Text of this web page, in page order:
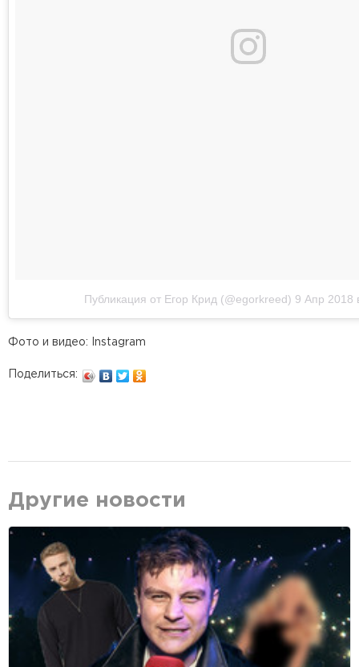
Публикация от Егор Крид (@egorkreed) 9 Апр 2018
Фото и видео: Instagram
Поделиться:
Другие новости